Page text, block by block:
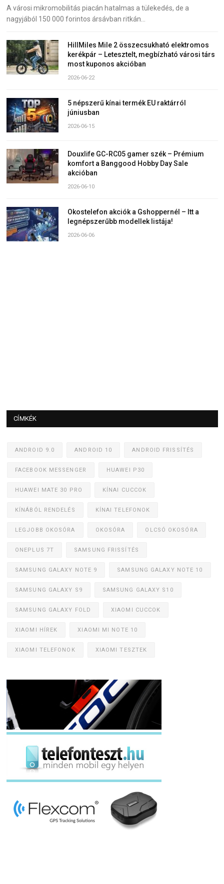
A városi mikromobilitás piacán hatalmas a tülekedés, de a
nagyjából 150 000 forintos ársávban ritkán…
HillMiles Mile 2 összecsukható elektromos
kerékpár – Letesztelt, megbízható városi társ
most kuponos akcióban
2026-06-22
5 népszerű kínai termék EU raktárról
júniusban
2026-06-15
Douxlife GC-RC05 gamer szék – Prémium
komfort a Banggood Hobby Day Sale
akcióban
2026-06-10
Okostelefon akciók a Gshoppernél – Itt a
legnépszerűbb modellek listája!
2026-06-06
CÍMKÉK
ANDROID 9.0 ANDROID 10 ANDROID FRISSÍTÉS
FACEBOOK MESSENGER HUAWEI P30
HUAWEI MATE 30 PRO KÍNAI CUCCOK
KÍNÁBÓL RENDELÉS KÍNAI TELEFONOK
LEGJOBB OKOSÓRA OKOSÓRA OLCSÓ OKOSÓRA
ONEPLUS 7T SAMSUNG FRISSÍTÉS
SAMSUNG GALAXY NOTE 9 SAMSUNG GALAXY NOTE 10
SAMSUNG GALAXY S9 SAMSUNG GALAXY S10
SAMSUNG GALAXY FOLD XIAOMI CUCCOK
XIAOMI HÍREK XIAOMI MI NOTE 10
XIAOMI TELEFONOK XIAOMI TESZTEK